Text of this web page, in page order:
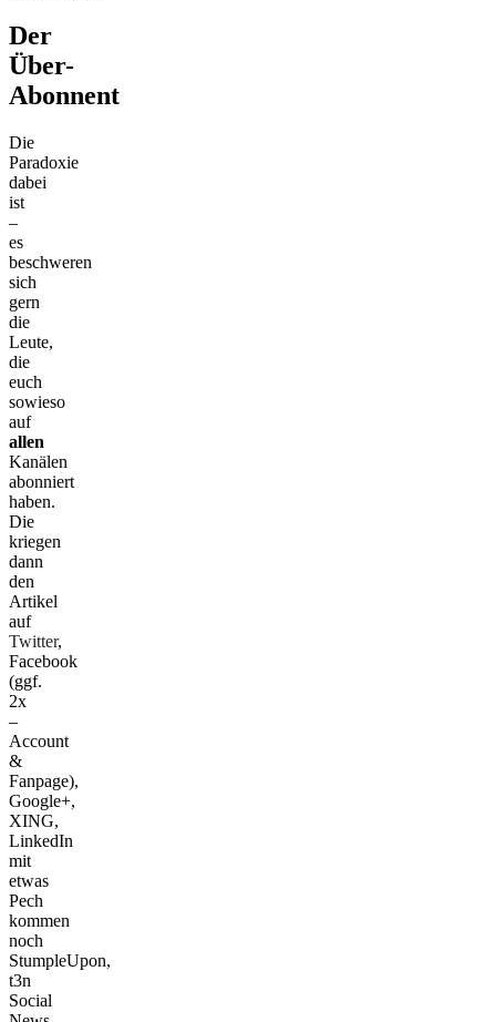
Der
Über-
Abonnent
Die
Paradoxie
dabei
ist
–
es
beschweren
sich
gern
die
Leute,
die
euch
sowieso
auf
allen
Kanälen
abonniert
haben.
Die
kriegen
dann
den
Artikel
auf
Twitter,
Facebook
(ggf.
2x
–
Account
&
Fanpage),
Google+,
XING,
LinkedIn
mit
etwas
Pech
kommen
noch
StumpleUpon,
t3n
Social